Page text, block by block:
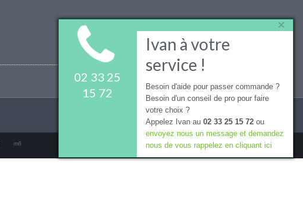
×
02 33 25
15 72
Ivan à votre
service !
Besoin d'aide pour passer commande ?
Besoin d'un conseil de pro pour faire
votre choix ?
Appelez Ivan au 02 33 25 15 72ou
envoyez nous un message et demandez
nous de vous rappelez en cliquant ici
m6